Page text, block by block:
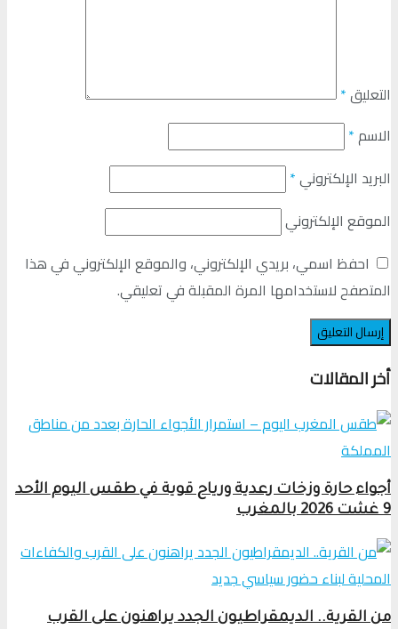
التعليق*
الاسم*
البريد الإلكتروني*
الموقع الإلكتروني
احفظ اسمي، بريدي الإلكتروني، والموقع الإلكتروني في هذا
المتصفح لاستخدامها المرة المقبلة في تعليقي.
أخر المقالات
أجواء حارة وزخات رعدية ورياح قوية في طقس اليوم الأحد
9 غشت 2026 بالمغرب
من القرية.. الديمقراطيون الجدد يراهنون على القرب